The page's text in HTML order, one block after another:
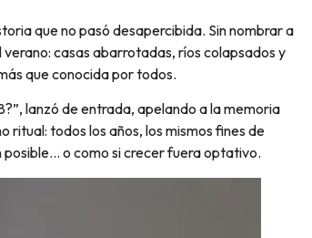
que no pasó desapercibida. Sin nombrar a
casas abarrotadas, ríos colapsados y
que conocida por todos.
lanzó de entrada, apelando a la memoria
ritual: todos los años, los mismos fines de
posible… o como si crecer fuera optativo.